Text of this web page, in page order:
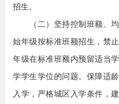
招生。
（二）坚持控制班额、均
始年级按标准班额招生，禁
年级在标准班额内预留适当
学学生学位的问题。保障适
入学，严格城区入学条件，